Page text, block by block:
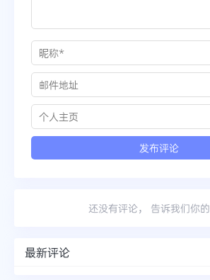
还没有评论， 告诉我们你
最新评论